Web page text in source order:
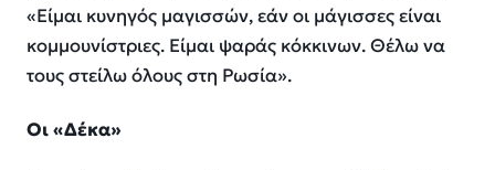
«Είμαι κυνηγός μαγισσών, εάν οι μάγισσες είναι
κομμουνίστριες. Είμαι ψαράς κόκκινων. Θέλω να
τους στείλω όλους στη Ρωσία».
Οι «Δέκα»